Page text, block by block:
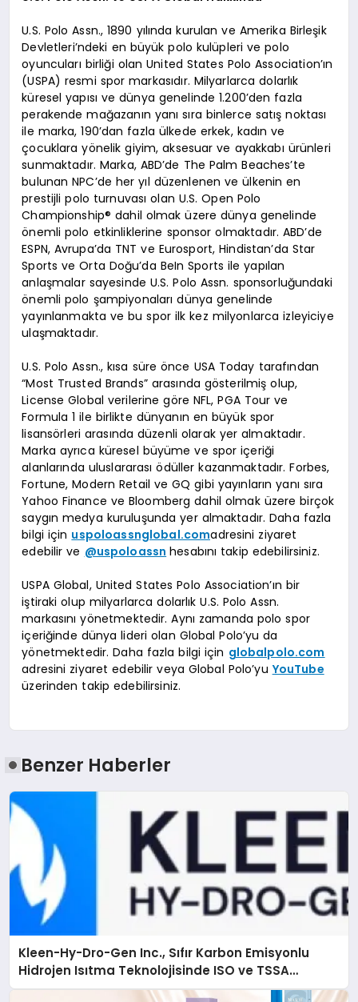
U.S. Polo Assn., 1890 yılında kurulan ve Amerika Birleşik
Devletleri’ndeki en büyük polo kulüpleri ve polo
oyuncuları birliği olan United States Polo Association’ın
(USPA) resmi spor markasıdır. Milyarlarca dolarlık
küresel yapısı ve dünya genelinde 1.200’den fazla
perakende mağazanın yanı sıra binlerce satış noktası
ile marka, 190’dan fazla ülkede erkek, kadın ve
çocuklara yönelik giyim, aksesuar ve ayakkabı ürünleri
sunmaktadır. Marka, ABD’de The Palm Beaches’te
bulunan NPC’de her yıl düzenlenen ve ülkenin en
prestijli polo turnuvası olan U.S. Open Polo
Championship® dahil olmak üzere dünya genelinde
önemli polo etkinliklerine sponsor olmaktadır. ABD’de
ESPN, Avrupa’da TNT ve Eurosport, Hindistan’da Star
Sports ve Orta Doğu’da BeIn Sports ile yapılan
anlaşmalar sayesinde U.S. Polo Assn. sponsorluğundaki
önemli polo şampiyonaları dünya genelinde
yayınlanmakta ve bu spor ilk kez milyonlarca izleyiciye
ulaşmaktadır.
U.S. Polo Assn., kısa süre önce USA Today tarafından
“Most Trusted Brands” arasında gösterilmiş olup,
License Global verilerine göre NFL, PGA Tour ve
Formula 1 ile birlikte dünyanın en büyük spor
lisansörleri arasında düzenli olarak yer almaktadır.
Marka ayrıca küresel büyüme ve spor içeriği
alanlarında uluslararası ödüller kazanmaktadır. Forbes,
Fortune, Modern Retail ve GQ gibi yayınların yanı sıra
Yahoo Finance ve Bloomberg dahil olmak üzere birçok
saygın medya kuruluşunda yer almaktadır. Daha fazla
bilgi için uspoloassnglobal.comadresini ziyaret
edebilir ve @uspoloassn hesabını takip edebilirsiniz.
USPA Global, United States Polo Association’ın bir
iştiraki olup milyarlarca dolarlık U.S. Polo Assn.
markasını yönetmektedir. Aynı zamanda polo spor
içeriğinde dünya lideri olan Global Polo’yu da
yönetmektedir. Daha fazla bilgi için globalpolo.com
adresini ziyaret edebilir veya Global Polo’yuYouTube
üzerinden takip edebilirsiniz.
Benzer Haberler
Kleen-Hy-Dro-Gen Inc., Sıfır Karbon Emisyonlu
Hidrojen Isıtma Teknolojisinde ISO ve TSSA
Düzenleyici Onaylarını Aldı